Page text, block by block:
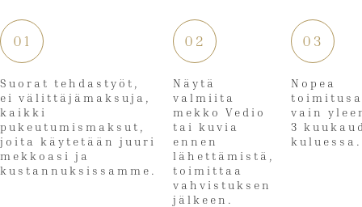
01
Suorat tehdastyöt,
ei välittäjämaksuja,
kaikki
pukeutumismaksut,
joita käytetään juuri
mekkoasi ja
kustannuksissamme.
02
Näytä
valmiita
mekko Vedio
tai kuvia
ennen
lähettämistä,
toimittaa
vahvistuksen
jälkeen.
03
Nopea
vain
3
kuluessa.